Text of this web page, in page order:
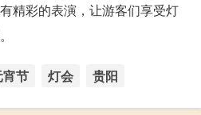
精彩的表演，让游客们享受灯
宵节 灯会 贵阳